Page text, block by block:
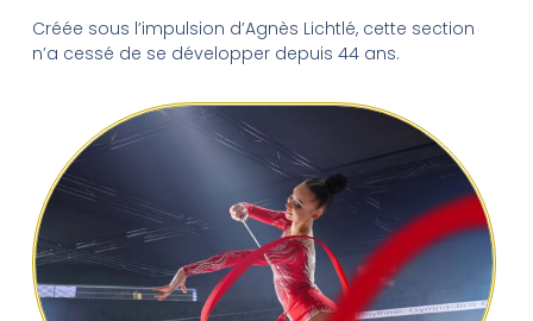
Créée sous l’impulsion d’Agnès Lichtlé, cette section
n’a cessé de se développer depuis 44 ans.